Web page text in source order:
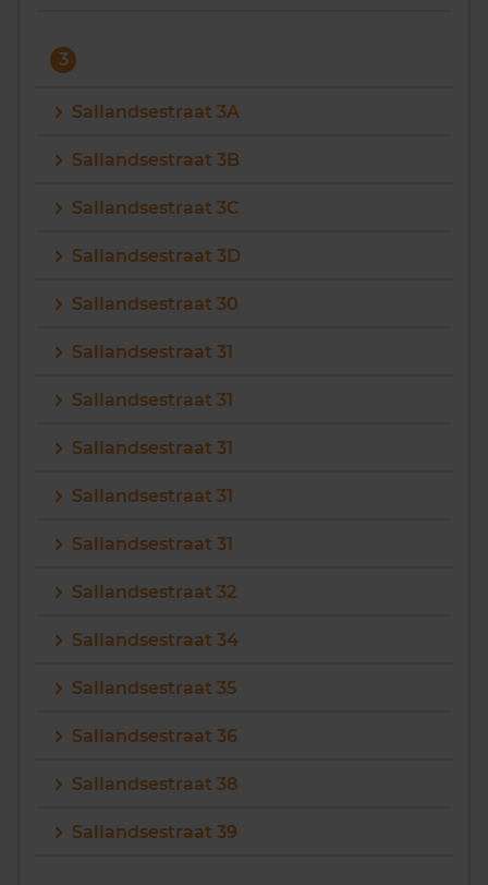
3
Sallandsestraat 3A
Sallandsestraat 3B
Sallandsestraat 3C
Sallandsestraat 3D
Sallandsestraat 30
Sallandsestraat 31
Sallandsestraat 31
Sallandsestraat 31
Sallandsestraat 31
Sallandsestraat 31
Sallandsestraat 32
Sallandsestraat 34
Sallandsestraat 35
Sallandsestraat 36
Sallandsestraat 38
Sallandsestraat 39